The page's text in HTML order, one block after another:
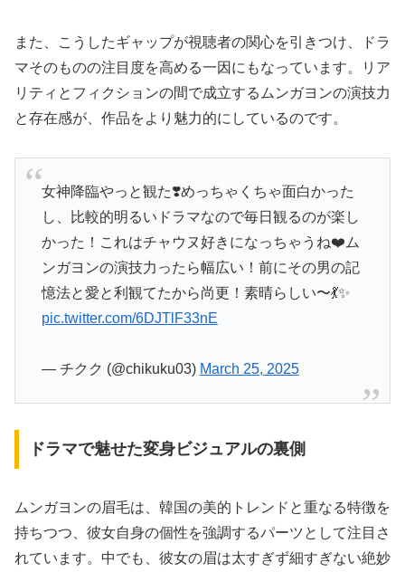
また、こうしたギャップが視聴者の関心を引きつけ、ドラ
マそのものの注目度を高める一因にもなっています。リア
リティとフィクションの間で成立するムンガヨンの演技力
と存在感が、作品をより魅力的にしているのです。
女神降臨やっと観た❣️めっちゃくちゃ面白かった
し、比較的明るいドラマなので毎日観るのが楽し
かった！これはチャウヌ好きになっちゃうね❤️ム
ンガヨンの演技力ったら幅広い！前にその男の記
憶法と愛と利観てたから尚更！素晴らしい〜💃✨
pic.twitter.com/6DJTlF33nE
— チクク (@chikuku03) March 25, 2025
ドラマで魅せた変身ビジュアルの裏側
ムンガヨンの眉毛は、韓国の美的トレンドと重なる特徴を
持ちつつ、彼女自身の個性を強調するパーツとして注目さ
れています。中でも、彼女の眉は太すぎず細すぎない絶妙